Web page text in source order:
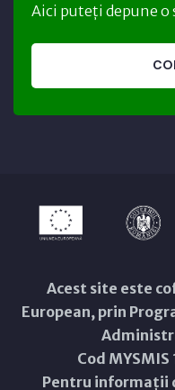
Aici puteți depune
Acest site este
European, prin
Cod
Pentru informații